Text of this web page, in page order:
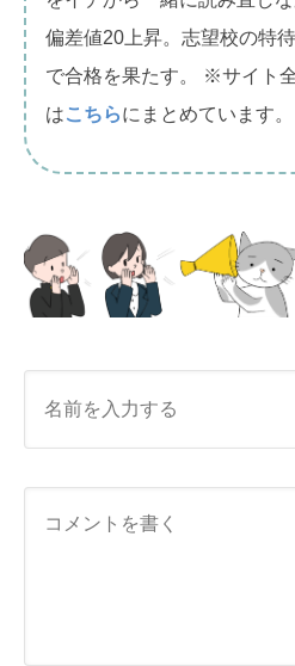
偏差値20上昇。志望校の特
で合格を果たす。 ※サイト
はこちらにまとめています。